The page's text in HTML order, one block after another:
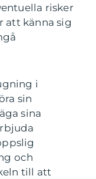
risker
att känna sig
i
sin
sina
och
till att